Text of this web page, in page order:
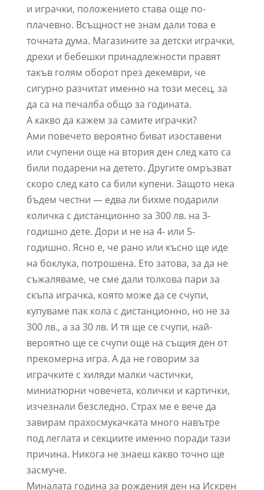
и играчки, положението става още по-
плачевно. Всъщност не знам дали това е
точната дума. Магазините за детски играчки,
дрехи и бебешки принадлежности правят
такъв голям оборот през декември, че
сигурно разчитат именно на този месец, за
да са на печалба общо за годината.
А какво да кажем за самите играчки?
Ами повечето вероятно биват изоставени
или счупени още на втория ден след като са
били подарени на детето. Другите омръзват
скоро след като са били купени. Защото нека
бъдем честни — едва ли бихме подарили
количка с дистанционно за 300 лв. на 3-
годишно дете. Дори и не на 4- или 5-
годишно. Ясно е, че рано или късно ще иде
на боклука, потрошена. Ето затова, за да не
съжаляваме, че сме дали толкова пари за
скъпа играчка, която може да се счупи,
купуваме пак кола с дистанционно, но не за
300 лв., а за 30 лв. И тя ще се счупи, най-
вероятно ще се счупи още на същия ден от
прекомерна игра. А да не говорим за
играчките с хиляди малки частички,
миниатюрни човечета, колички и картички,
изчезнали безследно. Страх ме е вече да
завирам прахосмукачката много навътре
под леглата и секциите именно поради тази
причина. Никога не знаеш какво точно ще
засмуче.
Миналата година за рождения ден на Искрен